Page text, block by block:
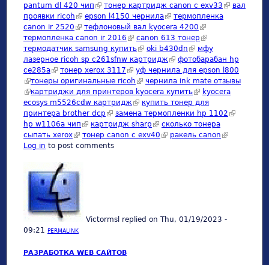
external)
pantum dl 420 чип (link is external)
тонер картридж canon c exv33 (link is
external)
вал
проявки ricoh (link is external)
epson l4150 чернила(link is external)
термопленка
canon ir 2520 (link is external)
тефлоновый вал kyocera 4200 (link is external)
термопленка canon ir 2016 (link is external)
canon 613 тонер (link is external)
термодатчик samsung купить(link is external)
oki b430dn (link is external)
мфу
лазерное ricoh sp c261sfnw картридж (link is external)
фотобарабан hp
ce285a(link is external)
тонер xerox 3117 (link is external)
уф чернила для epson l800
(link is external)
тонеры оригинальные ricoh (link is external)
чернила ink mate отзывы
(link is external)
картриджи для принтеров kyocera купить(link is external)
kyocera
ecosys m5526cdw картридж (link is external)
купить тонер для
принтера brother dcp (link is external)
замена термопленки hp 1102 (link is
hp w1106a чип (link is external)
картридж sharp (link is external)
сколько тонера
сыпать xerox(link is external)
тонер canon c exv40 (link is external)
ракель canon (link is
Log in to post comments
Victormsl replied on Thu, 01/19/2023 -
09:21
PERMALINK
РАЗРАБОТКА WEB САЙТОВ